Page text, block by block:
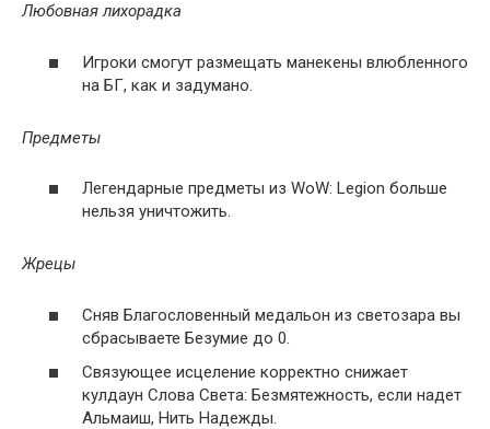
Любовная лихорадка
Игроки смогут размещать манекены влюбленного
на БГ, как и задумано.
Предметы
Легендарные предметы из WoW: Legion больше
нельзя уничтожить.
Жрецы
Сняв Благословенный медальон из светозара вы
сбрасываете Безумие до 0.
Связующее исцеление корректно снижает
кулдаун Слова Света: Безмятежность, если надет
Альмаиш, Нить Надежды.